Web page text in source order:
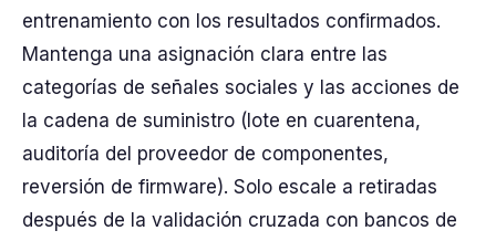
entrenamiento con los resultados confirmados.
Mantenga una asignación clara entre las
categorías de señales sociales y las acciones de
la cadena de suministro (lote en cuarentena,
auditoría del proveedor de componentes,
reversión de firmware). Solo escale a retiradas
después de la validación cruzada con bancos de